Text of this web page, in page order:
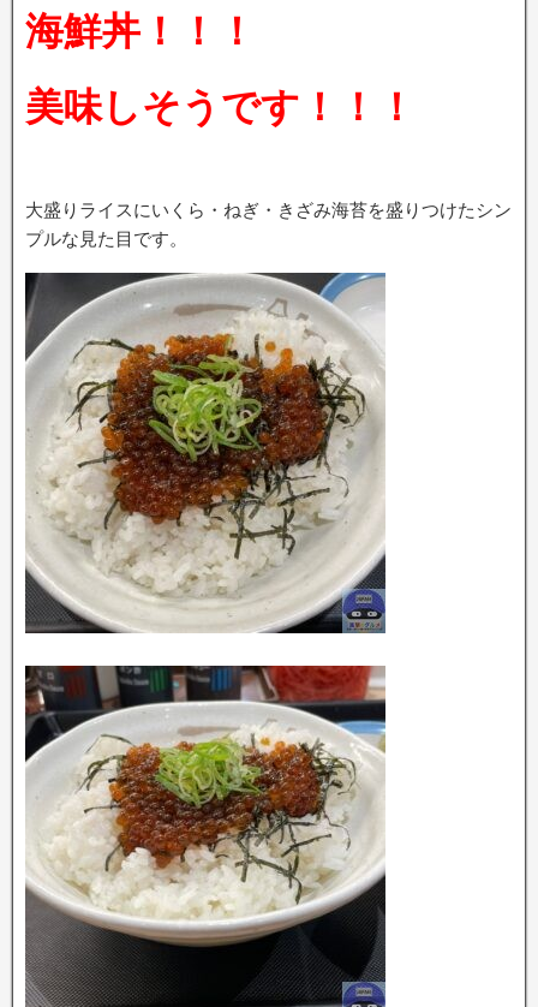
海鮮丼！！！
美味しそうです！！！
大盛りライスにいくら・ねぎ・きざみ海苔を盛りつけたシン
プルな見た目です。